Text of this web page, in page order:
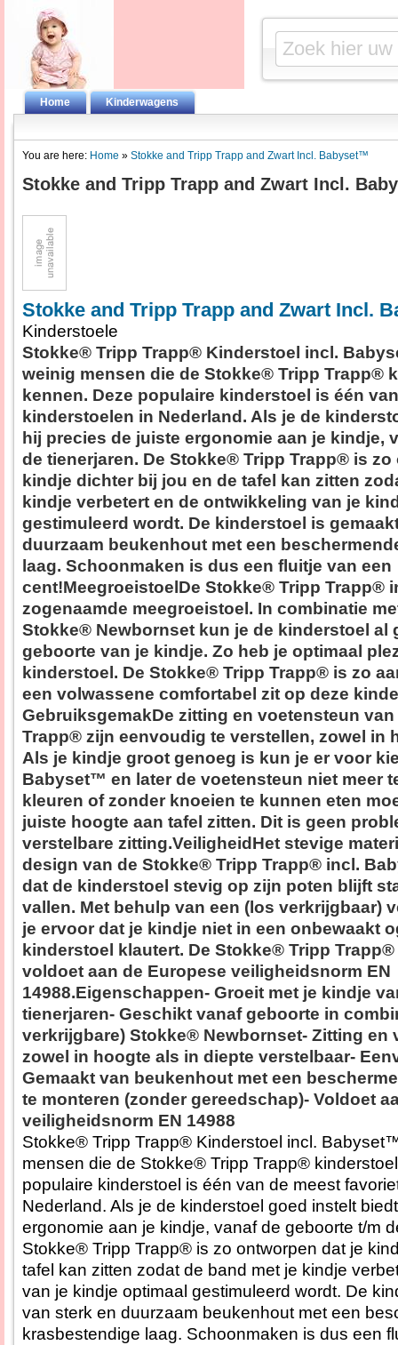
Home Kinderwagens
You are here: Home » Stokke and Tripp Trapp and Zwart Incl. Babyset™
Stokke and Tripp Trapp and Zwart Incl.
Stokke and Tripp Trapp and Zwart Incl.
Kinderstoele
Stokke® Tripp Trapp® Kinderstoel incl.
weinig mensen die de Stokke® Tripp Trapp®
kennen. Deze populaire kinderstoel is één
kinderstoelen in Nederland. Als je de
hij precies de juiste ergonomie aan je kindje,
de tienerjaren. De Stokke® Tripp Trapp® is
kindje dichter bij jou en de tafel kan zitten
kindje verbetert en de ontwikkeling van je
gestimuleerd wordt. De kinderstoel is
duurzaam beukenhout met een
laag. Schoonmaken is dus een fluitje van een
cent!MeegroeistoelDe Stokke® Tripp Trapp®
zogenaamde meegroeistoel. In combinatie
Stokke® Newbornset kun je de kinderstoel al
geboorte van je kindje. Zo heb je optimaal
kinderstoel. De Stokke® Tripp Trapp® is zo
een volwassene comfortabel zit op deze
GebruiksgemakDe zitting en voetensteun
Trapp® zijn eenvoudig te verstellen, zowel in
Als je kindje groot genoeg is kun je er voor
Babyset™ en later de voetensteun niet meer
kleuren of zonder knoeien te kunnen eten
juiste hoogte aan tafel zitten. Dit is geen
verstelbare zitting.VeiligheidHet stevige
design van de Stokke® Tripp Trapp® incl.
dat de kinderstoel stevig op zijn poten blijft
vallen. Met behulp van een (los verkrijgbaar)
je ervoor dat je kindje niet in een onbewaakt
kinderstoel klautert. De Stokke® Tripp
voldoet aan de Europese veiligheidsnorm EN
14988.Eigenschappen- Groeit met je kindje
tienerjaren- Geschikt vanaf geboorte in
verkrijgbare) Stokke® Newbornset- Zitting en
zowel in hoogte als in diepte verstelbaar-
Gemaakt van beukenhout met een
te monteren (zonder gereedschap)- Voldoet
veiligheidsnorm EN 14988
Stokke® Tripp Trapp® Kinderstoel incl.
mensen die de Stokke® Tripp Trapp®
populaire kinderstoel is één van de meest
Nederland. Als je de kinderstoel goed instelt
ergonomie aan je kindje, vanaf de geboorte t/m
Stokke® Tripp Trapp® is zo ontworpen dat je
tafel kan zitten zodat de band met je kindje
van je kindje optimaal gestimuleerd wordt. De
van sterk en duurzaam beukenhout met een
krasbestendige laag. Schoonmaken is dus een